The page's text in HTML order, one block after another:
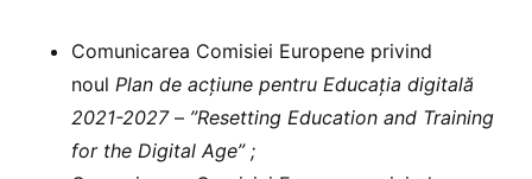
Comunicarea Comisiei Europene privind
noul Plan de acțiune pentru Educația digitală
2021-2027– ”Resetting Education and Training
for the Digital Age” ;